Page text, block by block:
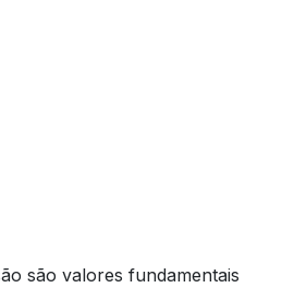
são valores fundamentais